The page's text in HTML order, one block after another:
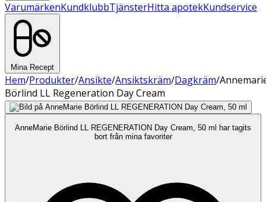
VarumärkenKundklubbTjänsterHitta apotekKundservice
Mina Recept
Hem/Produkter/Ansikte/Ansiktskräm/Dagkräm/
Börlind LL Regeneration Day Cream
AnneMarie Börlind LL REGENERATION Day Cream, 50 ml har tagits
bort från mina favoriter